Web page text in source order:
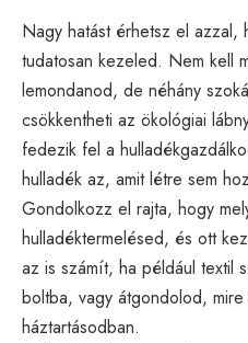
Nagy hatást érhetsz el azzal,
tudatosan kezeled. Nem kell
lemondanod, de néhány
csökkentheti az ökológiai
fedezik fel a
hulladék az, amit létre sem
Gondolkozz el rajta, hogy
hulladéktermelésed, és ott
az is számít, ha például textil
boltba, vagy átgondolod,
háztartásodban.